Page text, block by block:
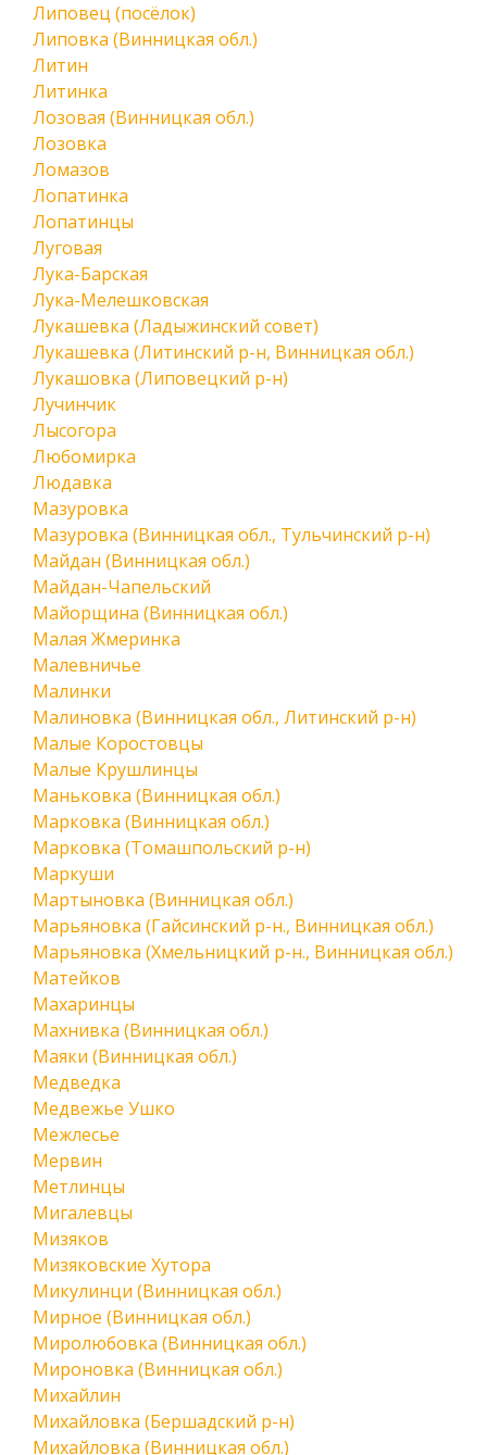
Липовец (посёлок)
Липовка (Винницкая обл.)
Литин
Литинка
Лозовая (Винницкая обл.)
Лозовка
Ломазов
Лопатинка
Лопатинцы
Луговая
Лука-Барская
Лука-Мелешковская
Лукашевка (Ладыжинский совет)
Лукашевка (Литинский р-н, Винницкая обл.)
Лукашовка (Липовецкий р-н)
Лучинчик
Лысогора
Любомирка
Людавка
Мазуровка
Мазуровка (Винницкая обл., Тульчинский р-н)
Майдан (Винницкая обл.)
Майдан-Чапельский
Майорщина (Винницкая обл.)
Малая Жмеринка
Малевничье
Малинки
Малиновка (Винницкая обл., Литинский р-н)
Малые Коростовцы
Малые Крушлинцы
Маньковка (Винницкая обл.)
Марковка (Винницкая обл.)
Марковка (Томашпольский р-н)
Маркуши
Мартыновка (Винницкая обл.)
Марьяновка (Гайсинский р-н., Винницкая обл.)
Марьяновка (Хмельницкий р-н., Винницкая обл.)
Матейков
Махаринцы
Махнивка (Винницкая обл.)
Маяки (Винницкая обл.)
Медведка
Медвежье Ушко
Межлесье
Мервин
Метлинцы
Мигалевцы
Мизяков
Мизяковские Хутора
Микулинци (Винницкая обл.)
Мирное (Винницкая обл.)
Миролюбовка (Винницкая обл.)
Мироновка (Винницкая обл.)
Михайлин
Михайловка (Бершадский р-н)
Михайловка (Винницкая обл.)